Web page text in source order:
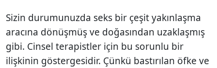
Sizin durumunuzda seks bir çeşit yakınlaşma
aracına dönüşmüş ve doğasından uzaklaşmış
gibi. Cinsel terapistler için bu sorunlu bir
ilişkinin göstergesidir. Çünkü bastırılan öfke ve